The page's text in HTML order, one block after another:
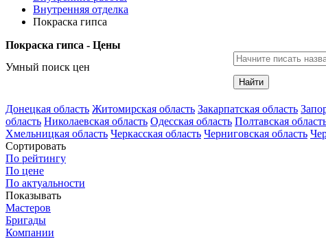
Внутренняя отделка
Покраска гипса
Покраска гипса - Цены
Умный поиск цен
Найти
Донецкая область Житомирская область Закарпатская область
область Николаевская область Одесская область Полтавская
Хмельницкая область Черкасская область Черниговская область
Сортировать
По рейтингу
По цене
По актуальности
Показывать
Мастеров
Бригады
Компании